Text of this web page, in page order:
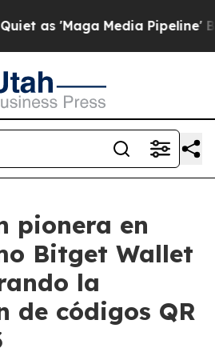
as 'Maga Media Pipeline'
pionera en
Bitget Wallet
la
de códigos QR